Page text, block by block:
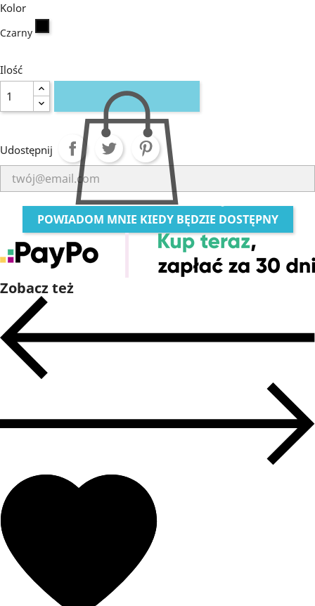
Kolor
Czarny
Ilość
Udostępnij
POWIADOM MNIE KIEDY BĘDZIE DOSTĘPNY
Zobacz też